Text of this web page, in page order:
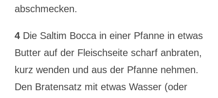
abschmecken.
4Die Saltim Bocca in einer Pfanne in etwas
Butter auf der Fleischseite scharf anbraten,
kurz wenden und aus der Pfanne nehmen.
Den Bratensatz mit etwas Wasser (oder